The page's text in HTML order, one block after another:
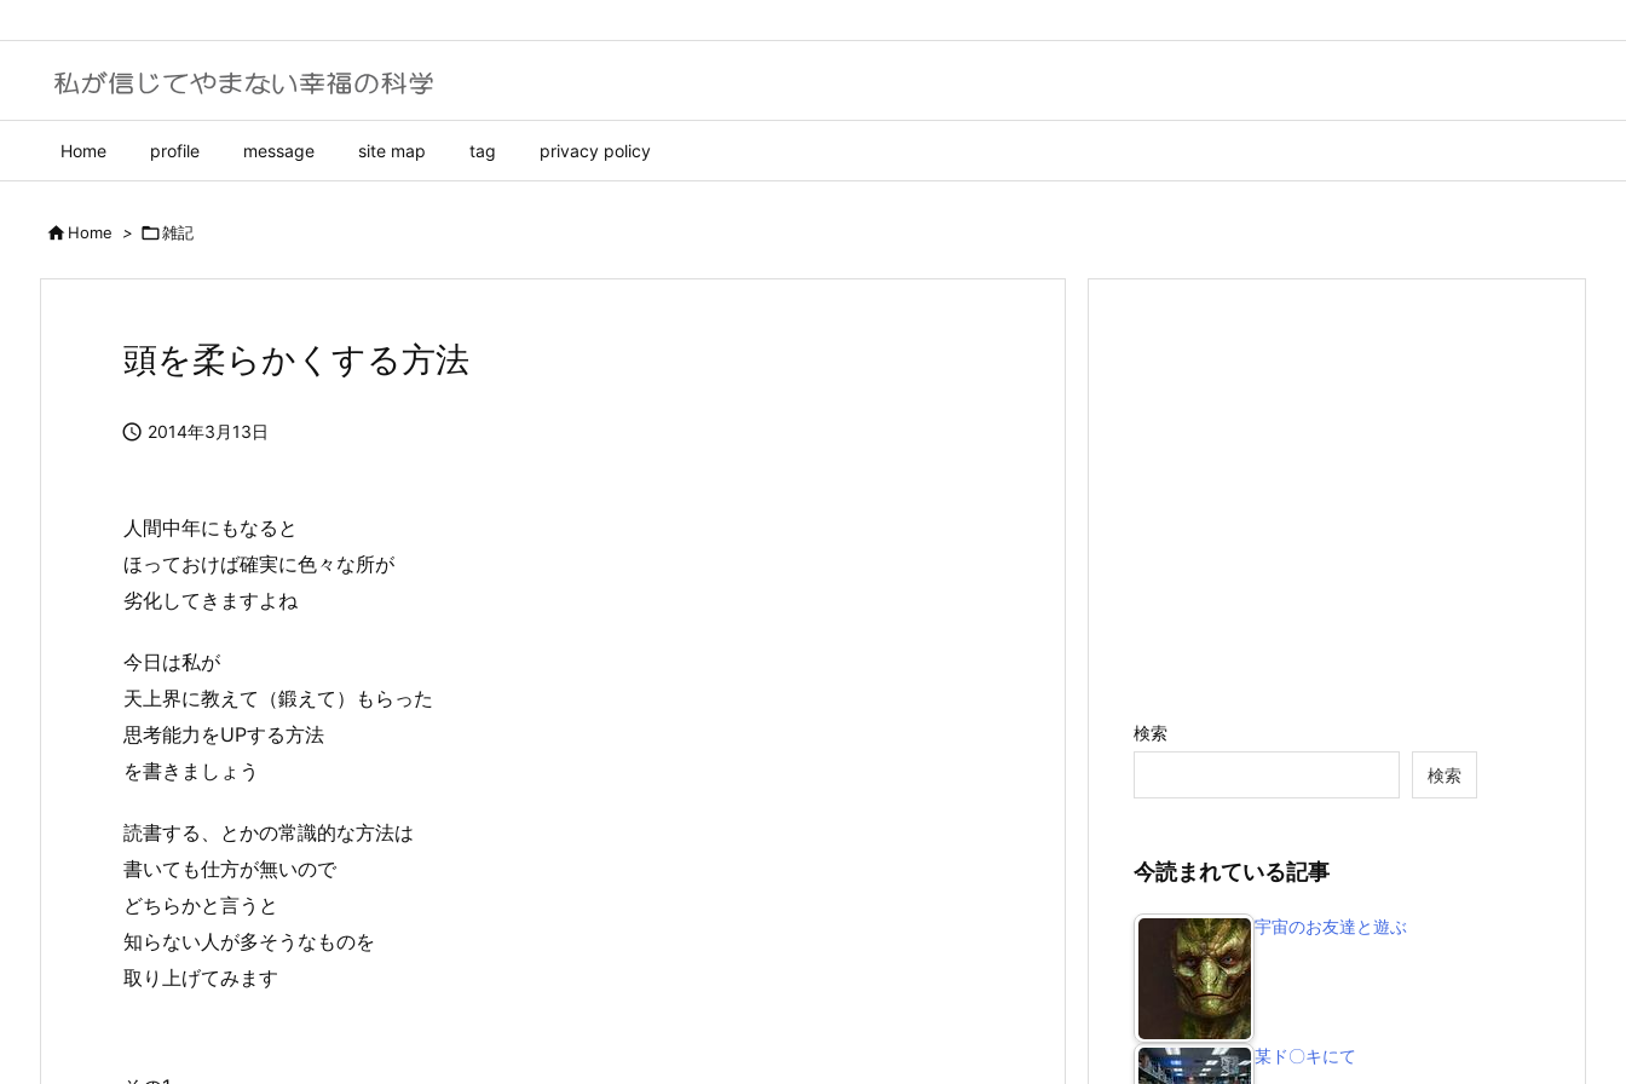
Home profile message site map tag privacy policy
Home > 雑記
頭を柔らかくする方法
 2014年3月13日
人間中年にもなると
ほっておけば確実に色々な所が
劣化してきますよね
今日は私が
天上界に教えて（鍛えて）もらった
思考能力をUPする方法
を書きましょう
読書する、とかの常識的な方法は
書いても仕方が無いので
どちらかと言うと
知らない人が多そうなものを
取り上げてみます
検索
検索
今読まれている記事
宇宙のお友達と遊ぶ
某ド〇キにて